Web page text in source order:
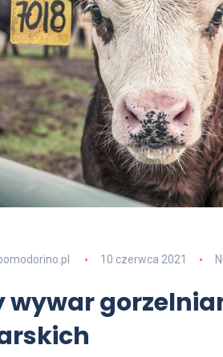
10 czerwca 2021
wywar